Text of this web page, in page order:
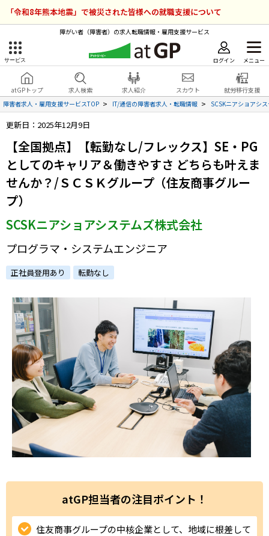
「令和8年熊本地震」で被災された皆様への就職支援について
障がい者（障害者）の求人転職情報・雇用支援サービス
サービス ログイン メニュー
atGPトップ 求人検索 求人紹介 スカウト
就労移行支援
障害者求人・雇用支援サービスTOP
IT/通信の障害者求人・転職情報 SCSKニアショアシ
更新日：2025年12月9日
【全国拠点】【転勤なし/フレックス】SE・PG
としてのキャリア＆働きやすさ どちらも叶えま
せんか？/ＳＣＳＫグループ（住友商事グルー
プ）
SCSKニアショアシステムズ株式会社
プログラマ・システムエンジニア
正社員登用あり 転勤なし
atGP担当者の注目ポイント！
住友商事グループの中核企業として、地域に根差して
障害者雇用のアットジーピー
サービスラインナップ
就転職支援サービス
障害者専門の就転職支援サービス
障害者アスリート専門の就転職支援サービス
ハイスキルな障害者の転職支援サービス
障害のある新卒学生専門の就職エージェントサービス
求人検索・スカウトサービス
障害者専門の求人検索・スカウトサービス
障害別専門支援の就労移行支援サービス
ログイン 会員登録 無料
atGPトップ
各種サービス
求人を検索する
求人を紹介してもらう
就職・転職ノウハウ
お問い合わせ・よくある質問
お問い合わせ
よくある質問
採用をお考えの企業様はこちら
メニューを閉じる